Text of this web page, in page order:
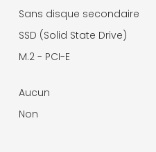
Sans disque secondaire
SSD (Solid State Drive)
M.2 - PCI-E
Aucun
Non